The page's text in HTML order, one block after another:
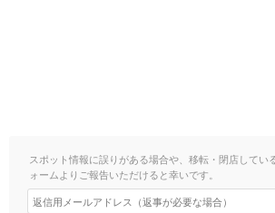
スポット情報に誤りがある場合や、移転・閉店してい
ォームよりご報告いただけると幸いです。